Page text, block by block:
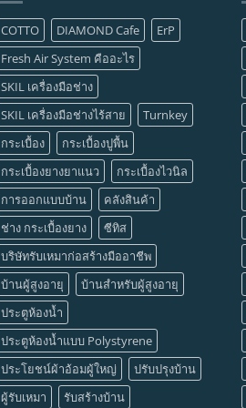
COTTO DIAMOND Cafe
ErP
Fresh Air System คืออะไร
SKIL เครื่องมือช่าง
SKIL เครื่องมือช่างไร้สาย
Turnkey
กระเบื้อง
กระเบื้องปูพื้น
กระเบื้องยางยาแนว
กระเบื้องไวนิล
การออกแบบบ้าน
คลังสินค้า
ช่าง กระเบื้องยาง
ซีทิส
บริษัทรับเหมาก่อสร้างมืออาชีพ
บ้านผู้สูงอายุ
บ้านสำหรับผู้สูงอายุ
ประตูห้องน้ำ
ประตูห้องน้ำแบบ Polystyrene
ประโยชน์ผ้าอ้อมผู้ใหญ่
ปรับปรุงบ้าน
ผู้รับเหมา
รับสร้างบ้าน